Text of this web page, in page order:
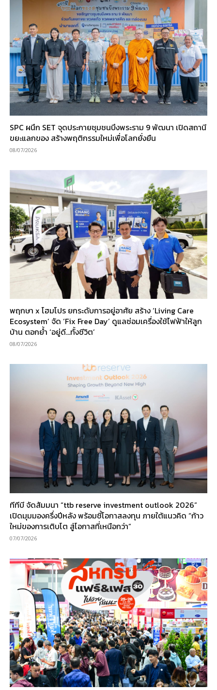
SPC ผนึก SET จุดประกายชุมชนบึงพระราม 9 พัฒนา เปิดสถานี
ขยะแลกของ สร้างพฤติกรรมใหม่เพื่อโลกยั่งยืน
08/07/2026
พฤกษา x โฮมโปร ยกระดับการอยู่อาศัย สร้าง ‘Living Care
Ecosystem’ จัด ‘Fix Free Day’ ดูแลซ่อมเครื่องใช้ไฟฟ้าให้ลูก
บ้าน ตอกย้ำ ‘อยู่ดี…ทั้งชีวิต’
08/07/2026
ทีทีบี จัดสัมมนา “ttb reserve investment outlook 2026”
เปิดมุมมองครึ่งปีหลัง พร้อมชี้โอกาสลงทุน ภายใต้แนวคิด “ก้าว
ใหม่ของการเติบโต สู่โอกาสที่เหนือกว่า”
07/07/2026